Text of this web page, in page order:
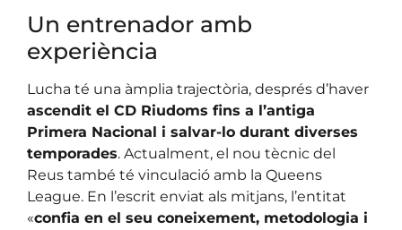
Un entrenador amb
experiència
Lucha té una àmplia trajectòria, després d’haver
ascendit el CD Riudoms fins a l’antiga
Primera Nacional i salvar-lo durant diverses
temporades. Actualment, el nou tècnic del
Reus també té vinculació amb la Queens
League. En l’escrit enviat als mitjans, l’entitat
«confia en el seu coneixement, metodologia i